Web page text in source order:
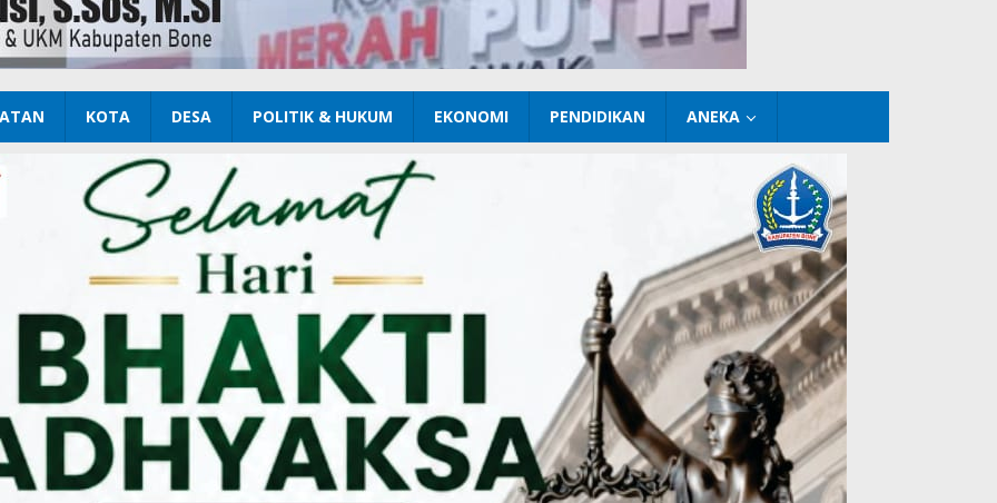
KOTA DESA POLITIK & HUKUM EKONOMI PENDIDIKAN ANEKA